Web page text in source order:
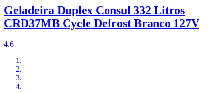
Geladeira Duplex Consul 332 Litros
CRD37MB Cycle Defrost Branco 127V
4.6